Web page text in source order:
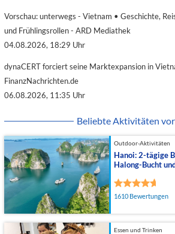
Vorschau: unterwegs - Vietnam • Geschichte,
und Frühlingsrollen - ARD Mediathek
04.08.2026, 18:29 Uhr
dynaCERT forciert seine Marktexpansion in
FinanzNachrichten.de
06.08.2026, 11:35 Uhr
Beliebte Aktivitäten
Outdoor-Aktivitäten
Hanoi: 2-tägige
Halong-Bucht
1610 Bewertungen
Essen und Trinken